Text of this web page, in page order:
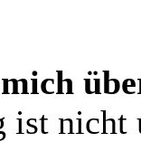
ist